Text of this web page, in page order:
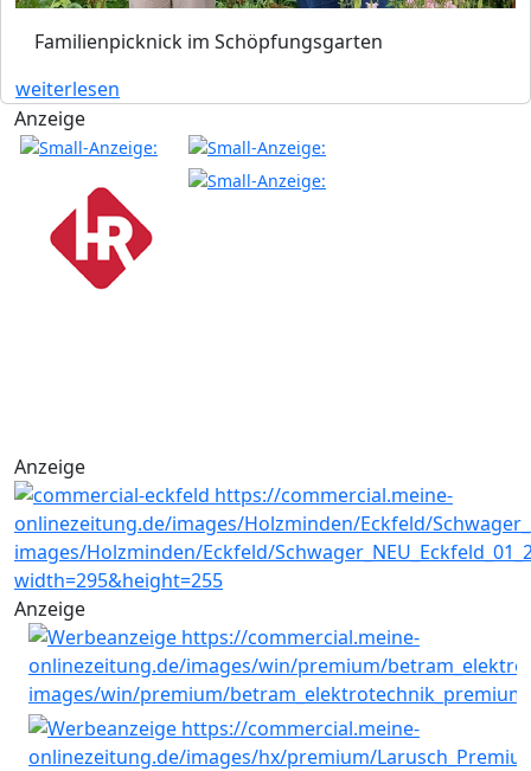
Familienpicknick im Schöpfungsgarten
weiterlesen
Anzeige
Anzeige
Anzeige